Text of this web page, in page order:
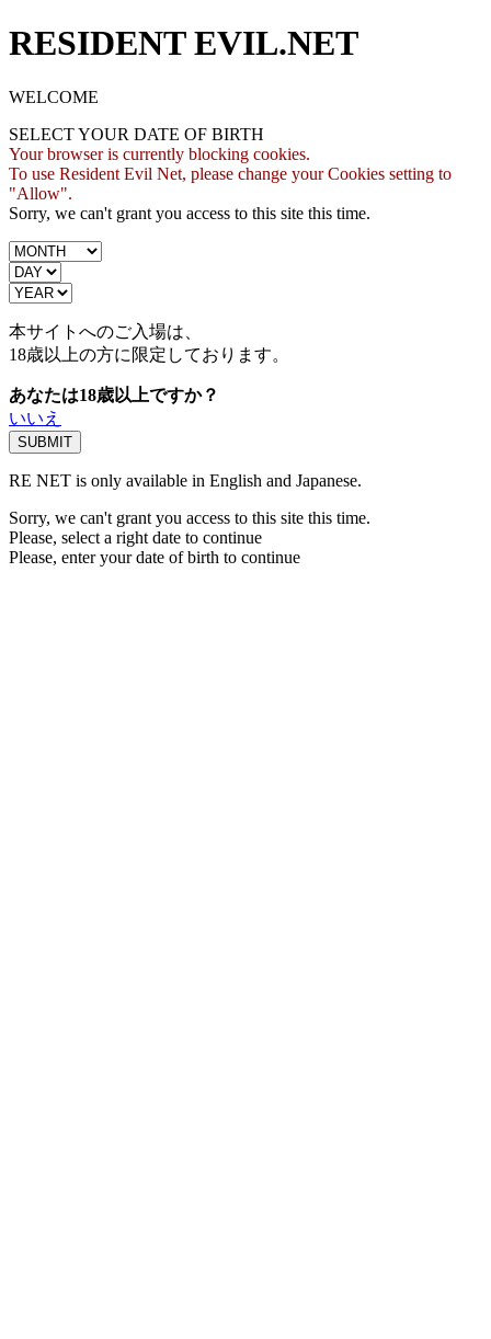
RESIDENT EVIL.NET
WELCOME
SELECT YOUR DATE OF BIRTH
Your browser is currently blocking cookies.
To use Resident Evil Net, please change your Cookies setting to
"Allow".
Sorry, we can't grant you access to this site this time.
本サイトへのご入場は、
18歳以上の方に限定しております。
あなたは18歳以上ですか？
いいえ
RE NET is only available in English and Japanese.
Sorry, we can't grant you access to this site this time.
Please, select a right date to continue
Please, enter your date of birth to continue